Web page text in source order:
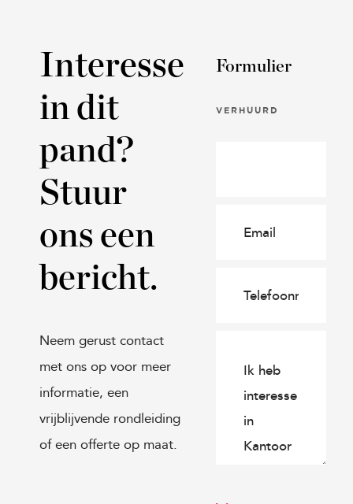
Interesse
in dit
pand?
Stuur
ons een
bericht.
Neem gerust contact
met ons op voor meer
informatie, een
vrijblijvende rondleiding
of een offerte op maat.
Formulier
VERHUURD